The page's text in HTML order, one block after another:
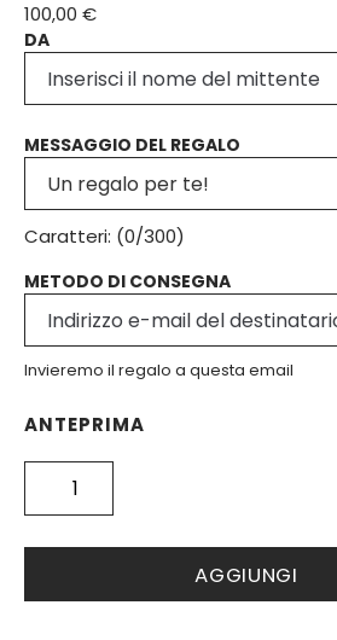
100,00 €
DA
MESSAGGIO DEL REGALO
Caratteri: (0/300)
METODO DI CONSEGNA
Invieremo il regalo a questa email
ANTEPRIMA
€100
quantità
AGGIUNGI